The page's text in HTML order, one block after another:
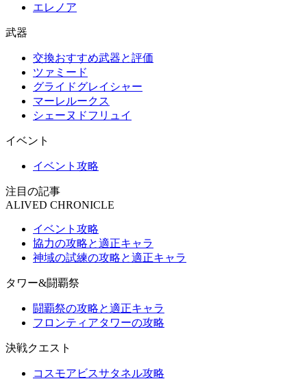
エレノア
武器
交換おすすめ武器と評価
ツァミード
グライドグレイシャー
マーレルークス
シェーヌドフリュイ
イベント
イベント攻略
注目の記事
ALIVED CHRONICLE
イベント攻略
協力の攻略と適正キャラ
神域の試練の攻略と適正キャラ
タワー&闘覇祭
闘覇祭の攻略と適正キャラ
フロンティアタワーの攻略
決戦クエスト
コスモアビスサタネル攻略